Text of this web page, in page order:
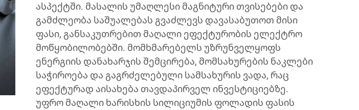
ასპექტში. მასალის უმაღლესი მაგნიტური თვისებები და
გამძლეობა საშუალებას გვაძლევს დავასაბუთოთ მისი
ფასი, განსაკუთრებით მაღალი ეფექტურობის ელექტრო
მოწყობილობებში. მომხმარებელს უზრუნველყოფს
ენერგიის დანახარჯის შემცირება, მომსახურების ნაკლები
საჭიროება და გაგრძელებული სამსახურის ვადა, რაც
ეფექტურად აისახება თავდაპირველ ინვესტიციებზე.
უფრო მაღალი ხარისხის სილიციუმის ფოლადის ფასის